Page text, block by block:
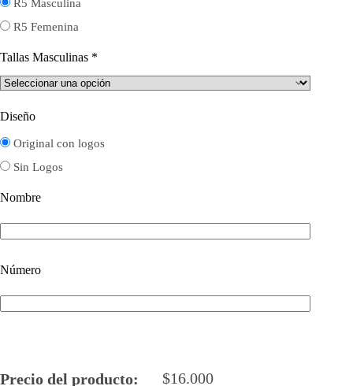
R5 Masculina
R5 Femenina
Tallas Masculinas *
Diseño
Original con logos
Sin Logos
Nombre
Número
Precio del producto: $16.000